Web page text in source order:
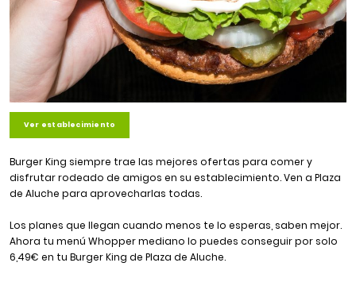
Ver establecimiento
Burger King siempre trae las mejores ofertas para comer y
disfrutar rodeado de amigos en su establecimiento. Ven a Plaza
de Aluche para aprovecharlas todas.
Los planes que llegan cuando menos te lo esperas, saben mejor.
Ahora tu menú Whopper mediano lo puedes conseguir por solo
6,49€ en tu Burger King de Plaza de Aluche.